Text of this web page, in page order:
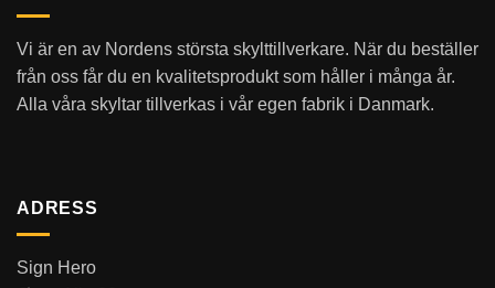
Vi är en av Nordens största skylttillverkare. När du beställer
från oss får du en kvalitetsprodukt som håller i många år.
Alla våra skyltar tillverkas i vår egen fabrik i Danmark.
ADRESS
Sign Hero